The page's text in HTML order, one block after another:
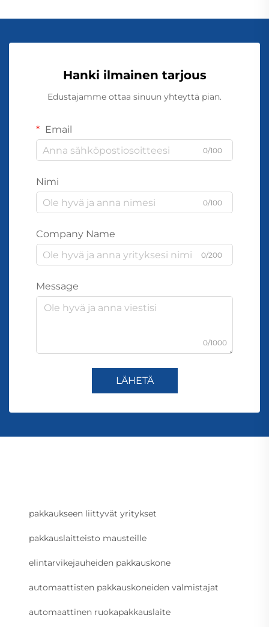
Hanki ilmainen tarjous
Edustajamme ottaa sinuun yhteyttä pian.
Email
0/100
Nimi
0/100
Company Name
0/200
Message
0/1000
LÄHETÄ
pakkaukseen liittyvät yritykset
pakkauslaitteisto mausteille
elintarvikejauheiden pakkauskone
automaattisten pakkauskoneiden valmistajat
automaattinen ruokapakkauslaite